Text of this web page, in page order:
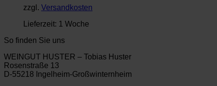
zzgl. Versandkosten
Lieferzeit: 1 Woche
So finden Sie uns
WEINGUT HUSTER – Tobias Huster
Rosenstraße 13
D-55218 Ingelheim-Großwinternheim